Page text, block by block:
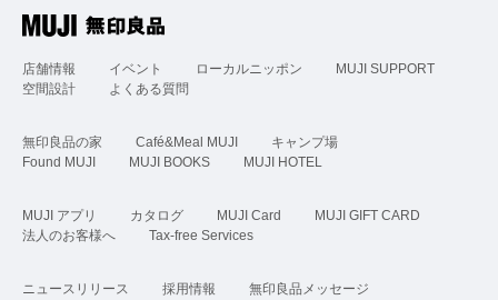
店舗情報 イベント ローカルニッポン
MUJI SUPPORT
空間設計
よくある質問
無印良品の家 Café&Meal MUJI
キャンプ場
Found MUJI
MUJI BOOKS MUJI HOTEL
MUJI アプリ カタログ MUJI Card
MUJI GIFT CARD
法人のお客様へ
Tax-free Services
ニュースリリース 採用情報 無印良品メッセージ